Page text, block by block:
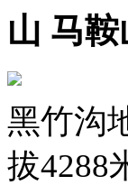
山 马鞍
黑竹沟
拔4288